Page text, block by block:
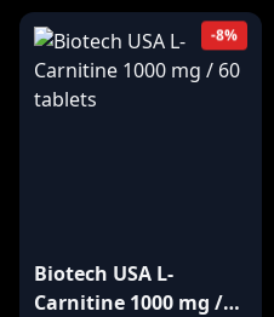
-8%
Biotech USA L-
Carnitine 1000 mg /